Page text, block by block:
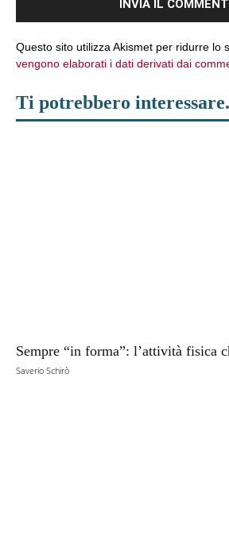
Questo sito utilizza Akismet per ridurre lo
vengono elaborati i dati derivati dai
Ti potrebbero
Sempre “in forma”: l’attività fisica
Saverio Schirò